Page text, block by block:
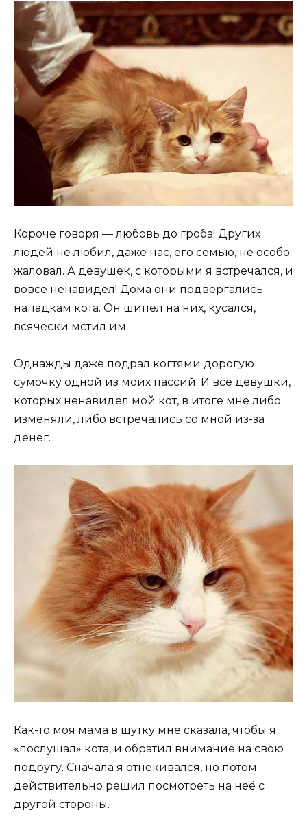
Короче говоря — любовь до гроба! Других
людей не любил, даже нас, его семью, не особо
жаловал. А девушек, с которыми я встречался, и
вовсе ненавидел! Дома они подвергались
нападкам кота. Он шипел на них, кусался,
всячески мстил им.
Однажды даже подрал когтями дорогую
сумочку одной из моих пассий. И все девушки,
которых ненавидел мой кот, в итоге мне либо
изменяли, либо встречались со мной из-за
денег.
Как-то моя мама в шутку мне сказала, чтобы я
«послушал» кота, и обратил внимание на свою
подругу. Сначала я отнекивался, но потом
действительно решил посмотреть на неё с
другой стороны.